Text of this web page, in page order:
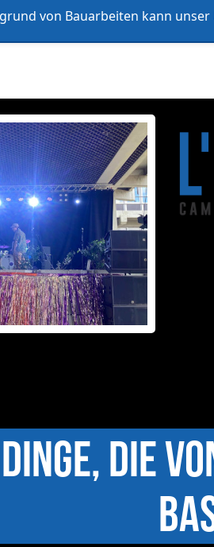
von Bauarbeiten kann
Über uns Playlisten
die